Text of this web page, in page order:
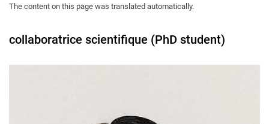
The content on this page was translated automatically.
collaboratrice scientifique (PhD student)